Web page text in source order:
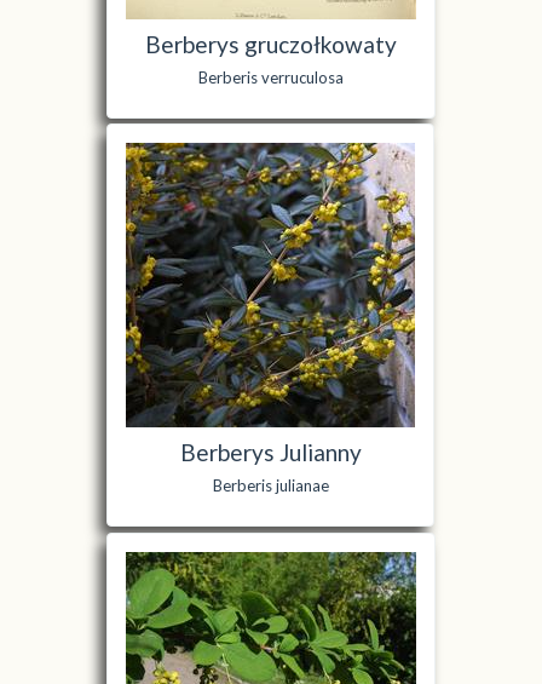
Berberys gruczołkowaty
Berberis verruculosa
Berberys Julianny
Berberis julianae